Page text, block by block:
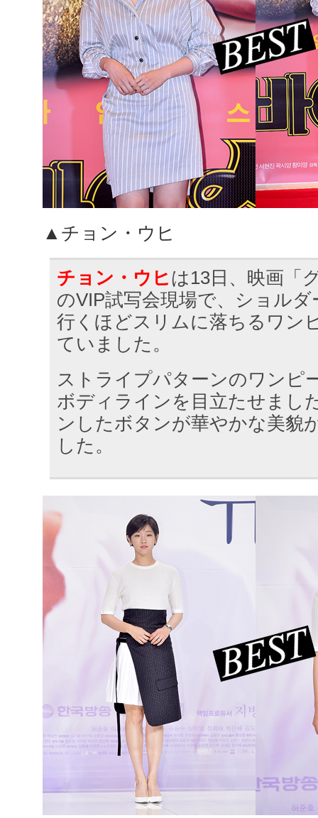
▲チョン・ウヒ
チョン・ウヒは13日、映画「
のVIP試写会現場で、ショル
行くほどスリムに落ちるワン
ていました。
ストライプパターンのワンピ
ボディラインを目立たせまし
ンしたボタンが華やかな美貌
した。